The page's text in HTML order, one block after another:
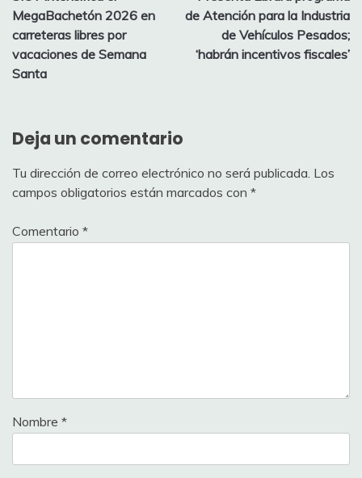
de
entradas
MegaBachetón 2026 en
carreteras libres por
vacaciones de Semana
Santa
de Atención para la Industria
de Vehículos Pesados;
‘habrán incentivos fiscales’
Deja un comentario
Tu dirección de correo electrónico no será publicada. Los
campos obligatorios están marcados con *
Comentario *
Nombre *